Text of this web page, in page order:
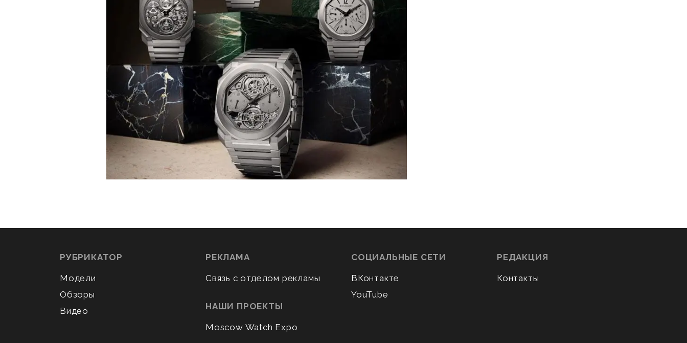
РУБРИКАТОР
Модели
Обзоры
Видео
РЕКЛАМА
Связь с отделом рекламы
НАШИ ПРОЕКТЫ
Moscow Watch Expo
СОЦИАЛЬНЫЕ СЕТИ
ВКонтакте
YouTube
РЕДАКЦИЯ
Контакты